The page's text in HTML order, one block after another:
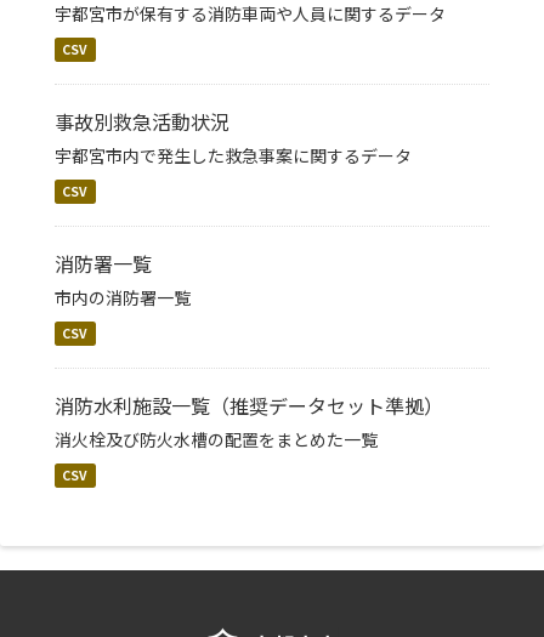
宇都宮市が保有する消防車両や人員に関するデータ
CSV
事故別救急活動状況
宇都宮市内で発生した救急事案に関するデータ
CSV
消防署一覧
市内の消防署一覧
CSV
消防水利施設一覧（推奨データセット準拠）
消火栓及び防火水槽の配置をまとめた一覧
CSV